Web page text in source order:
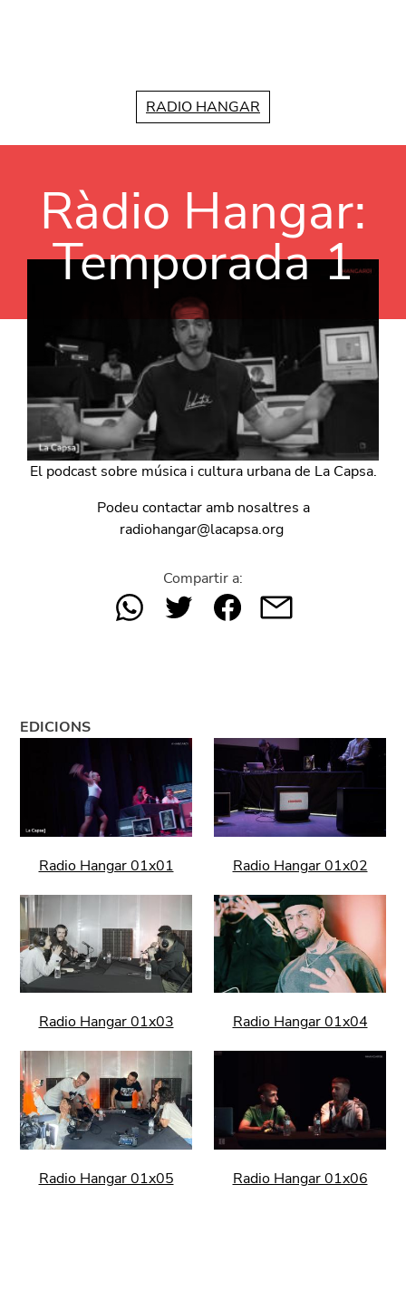
RADIO HANGAR
Ràdio Hangar:
Temporada 1
El podcast sobre música i cultura urbana de La Capsa.
Podeu contactar amb nosaltres a
radiohangar@lacapsa.org
Compartir a:
EDICIONS
Radio Hangar 01x01 Radio Hangar 01x02
Radio Hangar 01x03 Radio Hangar 01x04
Radio Hangar 01x05 Radio Hangar 01x06